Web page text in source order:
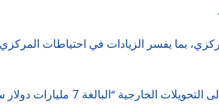
بما يفسر الزيادات في احتياطات المركزي
وإذ يعتبر أن هذه السياسة نجحت وترجمت استقرارا في سعر الصرف لأكثر من عام ونصف عام،